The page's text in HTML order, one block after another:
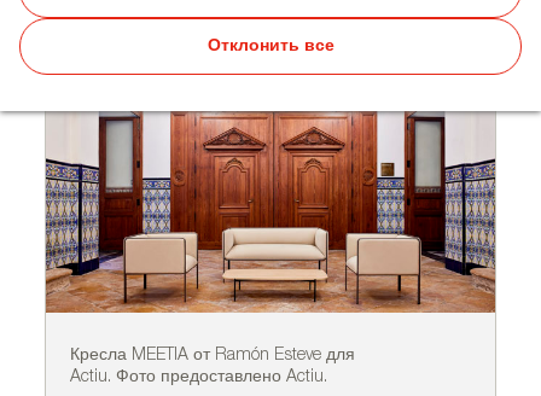
Отклонить все
Кресла MEETIA от Ramón Esteve для
Actiu. Фото предоставлено Actiu.